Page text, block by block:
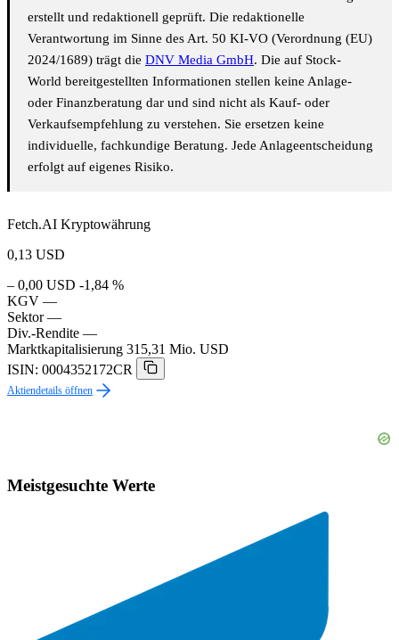
erstellt und redaktionell geprüft. Die redaktionelle
Verantwortung im Sinne des Art. 50 KI-VO (Verordnung (EU)
2024/1689) trägt die DNV Media GmbH. Die auf Stock-
World bereitgestellten Informationen stellen keine Anlage-
oder Finanzberatung dar und sind nicht als Kauf- oder
Verkaufsempfehlung zu verstehen. Sie ersetzen keine
individuelle, fachkundige Beratung. Jede Anlageentscheidung
erfolgt auf eigenes Risiko.
Fetch.AI Kryptowährung
0,13 USD
– 0,00 USD -1,84 %
KGV —
Sektor —
Div.-Rendite —
Marktkapitalisierung 315,31 Mio. USD
ISIN: 0004352172CR
Aktiendetails öffnen
Meistgesuchte Werte